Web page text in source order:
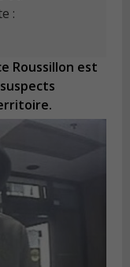
:
Roussillon est